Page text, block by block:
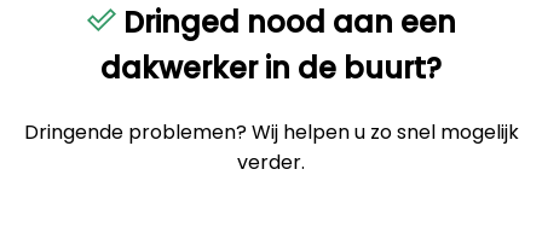
Dringed nood aan een
dakwerker in de buurt?
Dringende problemen? Wij helpen u zo snel mogelijk
verder.